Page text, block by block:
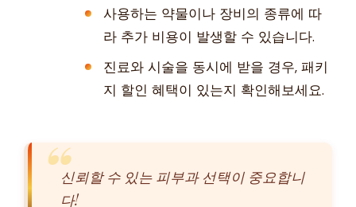
사용하는 약물이나 장비의 종류에 따
라 추가 비용이 발생할 수 있습니다.
진료와 시술을 동시에 받을 경우, 패키
지 할인 혜택이 있는지 확인해보세요.
신뢰할 수 있는 피부과 선택이 중요합니
다!